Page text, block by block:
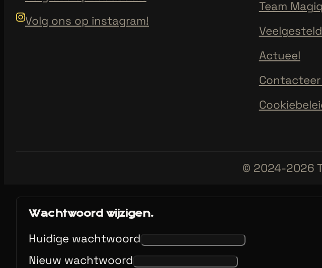
Volg ons op instagram!
Team
Actueel
© 2024-2026
Wachtwoord wijzigen.
Huidige wachtwoord
Nieuw wachtwoord